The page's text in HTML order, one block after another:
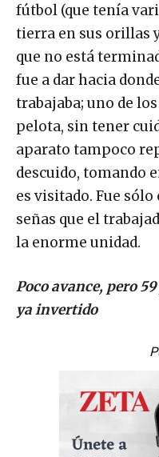
fútbol (que tenía
tierra en sus orillas
que no está
fue a dar hacia
trabajaba; uno de
pelota, sin tener
aparato tampoco
descuido, tomando
es visitado. Fue
señas que el
la enorme unidad.
Poco avance, pero
ya invertido